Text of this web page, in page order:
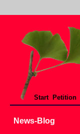
Start Petition
News-Blog